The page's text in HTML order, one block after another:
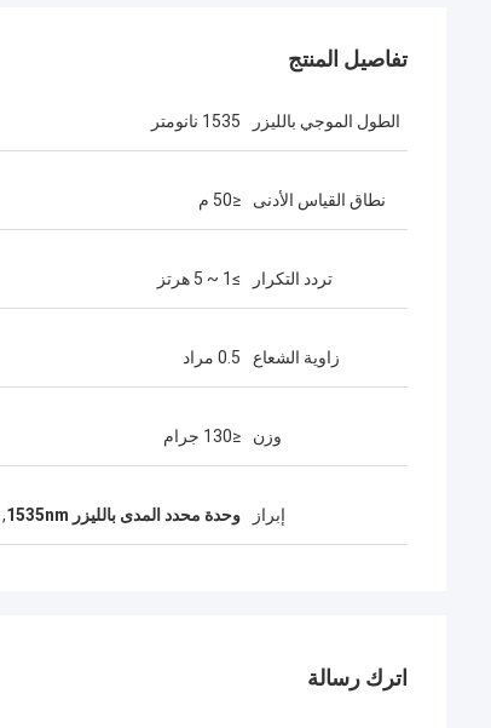
تفاصيل المنتج
الطول الموجي بالليزر 1535 نانومتر
نطاق القياس الأدنى ≤50 م
تردد التكرار ≥1 ~ 5 هرتز
زاوية الشعاع 0.5 مراد
وزن ≤130 جرام
إبراز وحدة محدد المدى بالليزر 1535nm ,
اترك رسالة